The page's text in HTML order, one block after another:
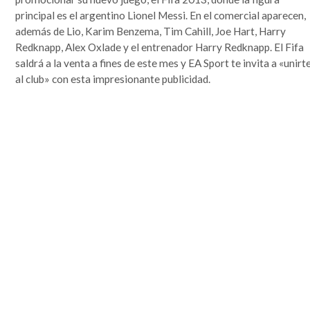
que se lo mire, era un mundo más sencillo y más redondo, donde todo quedaba lejos y la demora en
la llegada de la información era grande. Por si fuera poco, hasta mis...
Leer completa...
SEGUIME
principal es el argentino Lionel Messi. En el comercial aparecen,
además de Lio, Karim Benzema, Tim Cahill, Joe Hart, Harry
Redknapp, Alex Oxlade y el entrenador Harry Redknapp. El Fifa
saldrá a la venta a fines de este mes y EA Sport te invita a
al club» con esta impresionante publicidad.